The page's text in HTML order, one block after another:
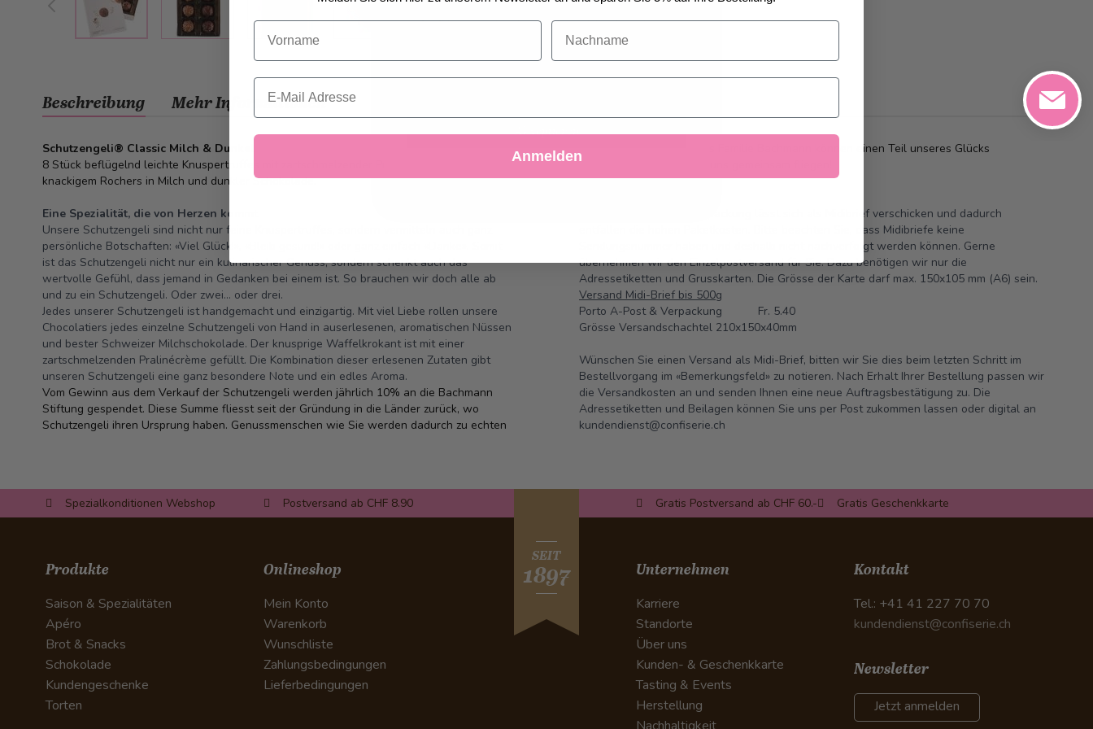
Beschreibung
Schutzengeli® Classic Milch & Dunkel
8 Stück beflügelnd leichte Knuspertruffes mit zartschmelzender Pralinécrème, umhüllt von
knackigem Rochers in Milch und dunkler Schokolade.
Eine Spezialität, die von Herzen kommt
Unsere Schutzengeli sind nicht nur feine Knuspertruffes, sondern vermitteln auch ganz
persönliche Botschaften: «Viel Glück!», «Bleib gesund!» oder ganz einfach «Danke». Somit
ist das Schutzengeli nicht nur ein kulinarischer Genuss, sondern schenkt auch das
wertvolle Gefühl, dass jemand in Gedanken bei einem ist. So brauchen wir doch alle ab
und zu ein Schutzengeli. Oder zwei… oder drei.
Jedes unserer Schutzengeli ist handgemacht und einzigartig. Mit viel Liebe rollen unsere
Chocolatiers jedes einzelne Schutzengeli von Hand in auserlesenen, aromatischen Nüssen
und bester Schweizer Milchschokolade. Der knusprige Waffelkrokant ist mit einer
zartschmelzenden Pralinécrème gefüllt. Die Kombination dieser erlesenen Zutaten gibt
unseren Schutzengeli eine ganz besondere Note und ein edles Aroma.
Vom Gewinn aus dem Verkauf der Schutzengeli werden jährlich 10% an die Bachmann
Stiftung gespendet. Diese Summe fliesst seit der Gründung in die Länder zurück, wo
Schutzengeli ihren Ursprung haben. Genussmenschen wie Sie werden dadurch zu echten
Schutzengeln. Und wir als Familie Bachmann können einen Teil unseres Glücks
zurückgeben. Lassen Sie uns gemeinsam fliegen!
Die 8er Schutzengeli Verpackung lässt sich als Midibrief verschicken und dadurch
entfallen die hohen Paketkosten. Bitte beachten Sie, dass Midibriefe keine
Sendungsnummer haben und deshalb nicht nachverfolgt werden können. Gerne
übernehmen wir den Einzelpostversand für Sie. Dazu benötigen wir nur die
Adressetiketten und Grusskarten. Die Grösse der Karte darf max. 150x105 mm (A6) sein.
Versand Midi-Brief bis 500g
Porto A-Post & Verpackung Fr. 5.40
Grösse Versandschachtel 210x150x40mm
Wünschen Sie einen Versand als Midi-Brief, bitten wir Sie dies beim letzten Schritt im
Bestellvorgang im «Bemerkungsfeld» zu notieren. Nach Erhalt Ihrer Bestellung passen wir
die Versandkosten an und senden Ihnen eine neue Auftragsbestätigung zu. Die
Adressetiketten und Beilagen können Sie uns per Post zukommen lassen oder digital an
kundendienst@confiserie.ch
Mehr Informationen
Spezialkonditionen Webshop Postversand ab CHF 8.90 Gratis Postversand ab CHF 60.- Gratis Geschenkkarte
SEIT
1897
Produkte
Saison & Spezialitäten
Apéro
Brot & Snacks
Schokolade
Kundengeschenke
Torten
Onlineshop
Mein Konto
Warenkorb
Wunschliste
Zahlungsbedingungen
Lieferbedingungen
Unternehmen
Karriere
Standorte
Über uns
Kunden- & Geschenkkarte
Tasting & Events
Herstellung
Kontakt
Tel.: +41 41 227 70 70
kundendienst@confiserie.ch
Newsletter
Jetzt anmelden
Ihre Erfahrung zu erweitern. Wenn Sie die unten
aufgeführten optionalen Cookies nicht akzeptieren,
kann Ihr Erlebnis beeinträchtigt werden. Wenn Sie
mehr wissen möchten, lesen Sie bitte dieCookie-
Akzeptieren
Einstellungen anpassen
Vorname Nachname
Email
Anmelden